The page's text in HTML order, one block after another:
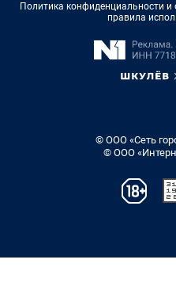
Политика конфиденциальности
правила
© ООО «Сеть
© ООО